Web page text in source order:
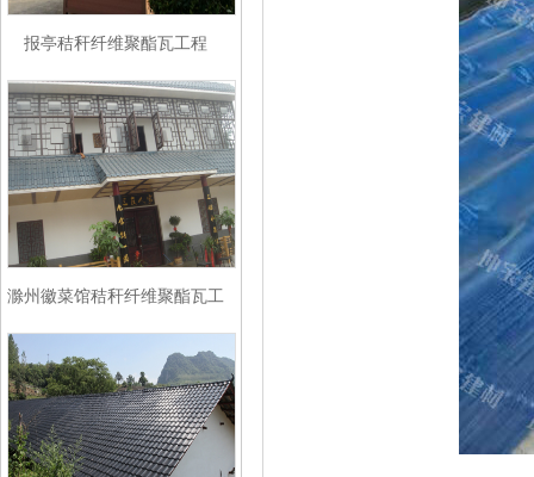
报亭秸秆纤维聚酯瓦工程
滁州徽菜馆秸秆纤维聚酯瓦工